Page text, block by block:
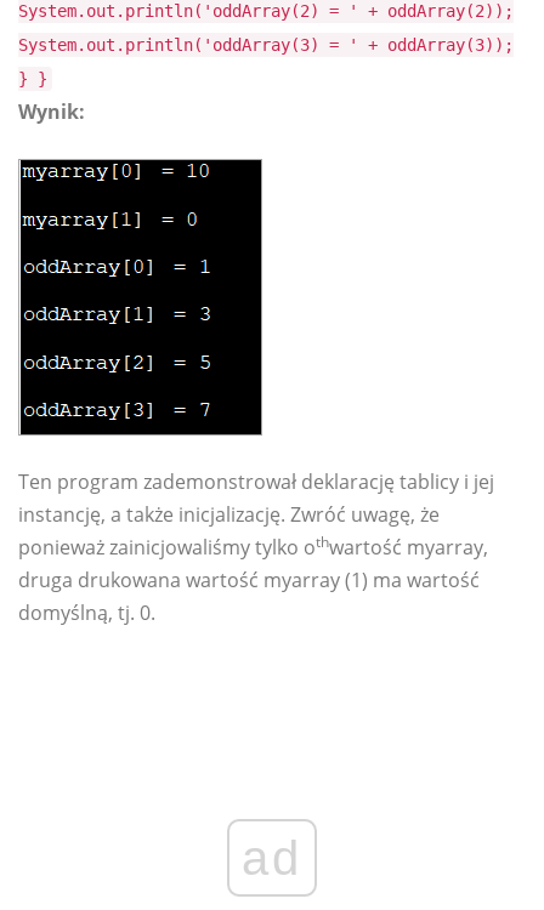
System.out.println('oddArray(2) = ' + oddArray(2));
System.out.println('oddArray(3) = ' + oddArray(3));
} }
Wynik:
Ten program zademonstrował deklarację tablicy i jej
instancję, a także inicjalizację. Zwróć uwagę, że
ponieważ zainicjowaliśmy tylko othwartość myarray,
druga drukowana wartość myarray (1) ma wartość
domyślną, tj. 0.
ad